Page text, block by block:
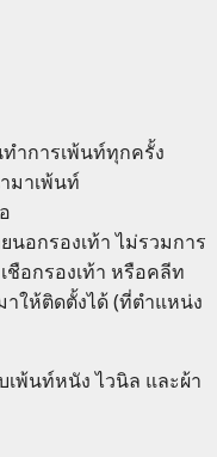
ำการเพ้นท์ทุกครั้ง
มาเพ้นท์
นอกรองเท้า ไม่รวมการ
ชือกรองเท้า หรือคลีท
ให้ติดตั้งได้ (ที่ตำแหน่ง
เพ้นท์หนัง ไวนิล และผ้า